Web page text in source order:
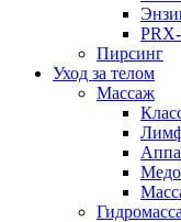
Пирсинг
Уход за телом
Массаж